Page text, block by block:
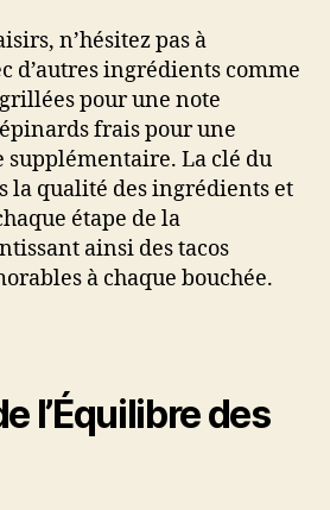
n’hésitez pas à
d’autres ingrédients comme
pour une note
frais pour une
supplémentaire. La clé du
la qualité des ingrédients et
étape de la
ainsi des tacos
à chaque bouchée.
l’Équilibre des